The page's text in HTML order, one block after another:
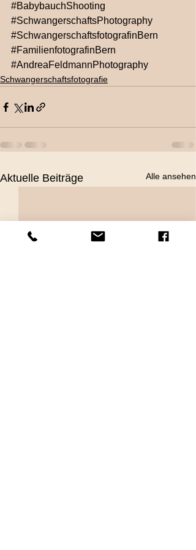
#BabybauchShooting
#SchwangerschaftsPhotography
#SchwangerschaftsfotografinBern
#FamilienfotografinBern
#AndreaFeldmannPhotography
Schwangerschaftsfotografie
Aktuelle Beiträge Alle ansehen